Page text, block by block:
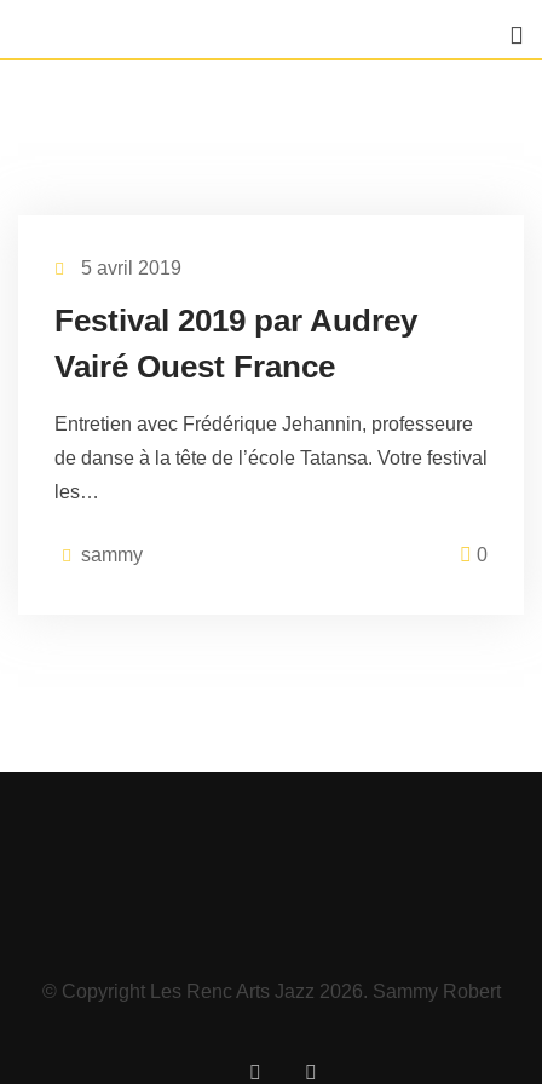
5 avril 2019
Festival 2019 par Audrey
Vairé Ouest France
Entretien avec Frédérique Jehannin, professeure
de danse à la tête de l’école Tatansa. Votre festival
les…
sammy 0
© Copyright Les Renc Arts Jazz 2026. Sammy Robert